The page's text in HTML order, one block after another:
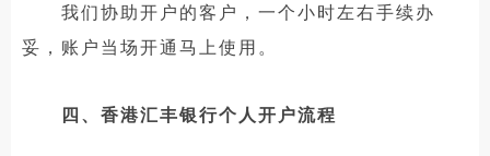
我们协助开户的客户，一个小时左右手续办
妥，账户当场开通马上使用。
四、香港汇丰银行个人开户流程